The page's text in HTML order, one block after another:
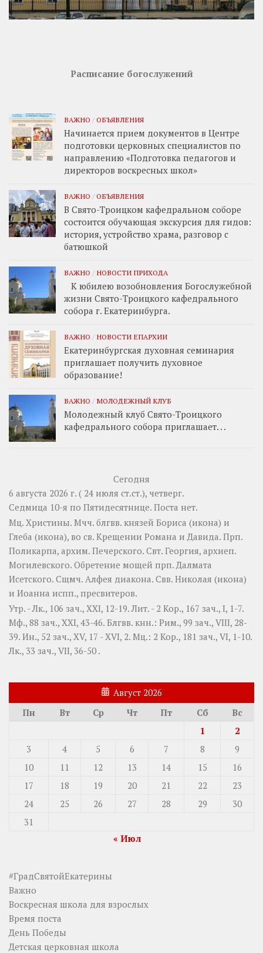
Расписание богослужений
ВАЖНО / ОБЪЯВЛЕНИЯ
Начинается прием документов в Центре
подготовки церковных специалистов по
направлению «Подготовка педагогов и
директоров воскресных школ»
ВАЖНО / ОБЪЯВЛЕНИЯ
В Свято-Троицком кафедральном соборе
состоится обучающая экскурсия для гидов:
история, устройство храма, разговор с
батюшкой
ВАЖНО / НОВОСТИ ПРИХОДА
К юбилею возобновления Богослужебной
жизни Свято-Троицкого кафедрального
собора г. Екатеринбурга.
ВАЖНО / НОВОСТИ ЕПАРХИИ
Екатеринбургская духовная семинария
приглашает получить духовное
образование!
ВАЖНО / МОЛОДЕЖНЫЙ КЛУБ
Молодежный клуб Свято-Троицкого
кафедрального собора приглашает. . .
Сегодня
6 августа 2026 г. ( 24 июля ст.ст.), четверг.
Седмица 10-я по Пятидесятнице. Поста нет.
Мц. Христины. Мчч. блгвв. князей Бориса (икона) и
Глеба (икона), во св. Крещении Романа и Давида. Прп.
Поликарпа, архим. Печерского. Свт. Георгия, архиеп.
Могилевского. Обретение мощей прп. Далмата
Исетского. Сщмч. Алфея диакона. Свв. Николая (икона)
и Иоанна испп., пресвитеров.
Утр. -Лк., 106 зач., XXI, 12-19.Лит. - 2 Кор., 167 зач., I, 1-7.
Мф., 88 зач., XXI, 43-46. Блгвв. кнн.: Рим., 99 зач., VIII, 28-
39. Ин., 52 зач., XV, 17 - XVI, 2. Мц.: 2 Кор., 181 зач., VI, 1-10.
Лк., 33 зач., VII, 36-50 .
Август 2026
Пн
Вт Ср Чт Пт Сб
Вс
1
2
3
4 5 6 7 8
9
10
11 12 13 14 15
16
17
18 19 20 21 22
23
24
25 26 27 28 29
30
31
« Июл
#ГрадСвятойЕкатерины
Важно
Воскресная школа для взрослых
Время поста
День Победы
Детская церковная школа